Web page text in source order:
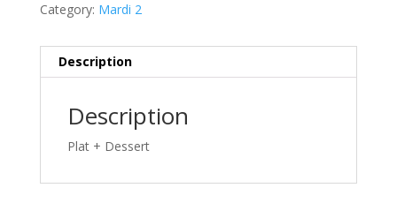
Category: Mardi 2
Description
Description
Plat + Dessert